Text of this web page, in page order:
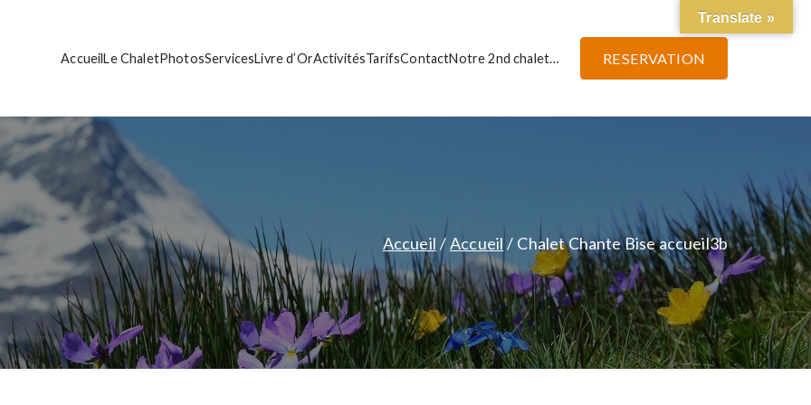
AccueilLe ChaletPhotosServicesLivre d’OrActivitésTarifsContactNotre 2nd chalet… RESERVATION
Accueil Accueil Chalet Chante Bise accueil3b
Translate »